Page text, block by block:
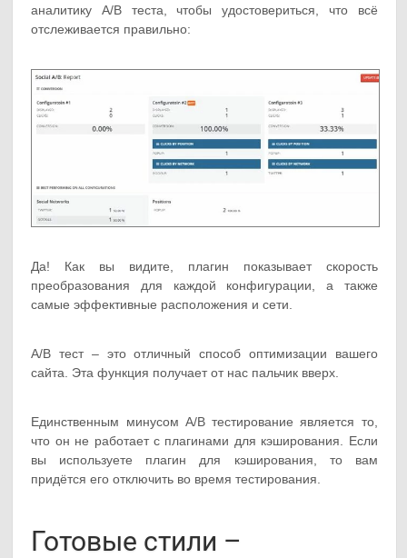
аналитику A/B теста, чтобы удостовериться, что всё
отслеживается правильно:
Да! Как вы видите, плагин показывает скорость
преобразования для каждой конфигурации, а также
самые эффективные расположения и сети.
A/B тест – это отличный способ оптимизации вашего
сайта. Эта функция получает от нас пальчик вверх.
Единственным минусом A/B тестирование является то,
что он не работает с плагинами для кэширования. Если
вы используете плагин для кэширования, то вам
придётся его отключить во время тестирования.
Готовые стили –